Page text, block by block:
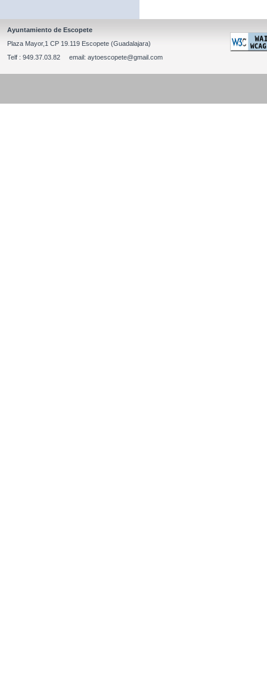
Ayuntamiento de Escopete
Plaza Mayor,1 CP 19.119 Escopete (Guadalajara)
Telf : 949.37.03.82 email: aytoescopete@gmail.com